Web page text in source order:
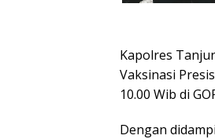
Kapolres
Vaksinasi
10.00 Wib di
Dengan